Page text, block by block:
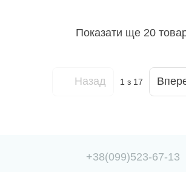
Показати ще 20
Назад 1 з 17
+38(099)523-67-13